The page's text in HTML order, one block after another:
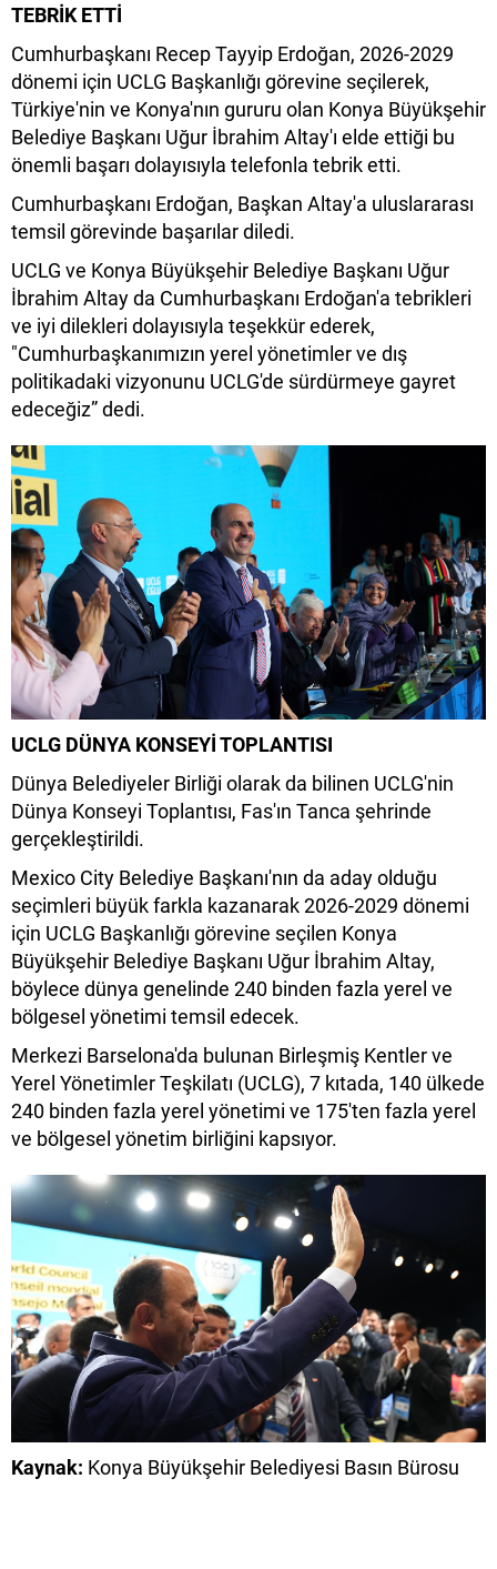
TEBRİK ETTİ
Cumhurbaşkanı Recep Tayyip Erdoğan, 2026-2029
dönemi için UCLG Başkanlığı görevine seçilerek,
Türkiye'nin ve Konya'nın gururu olan Konya Büyükşehir
Belediye Başkanı Uğur İbrahim Altay'ı elde ettiği bu
önemli başarı dolayısıyla telefonla tebrik etti.
Cumhurbaşkanı Erdoğan, Başkan Altay'a uluslararası
temsil görevinde başarılar diledi.
UCLG ve Konya Büyükşehir Belediye Başkanı Uğur
İbrahim Altay da Cumhurbaşkanı Erdoğan'a tebrikleri
ve iyi dilekleri dolayısıyla teşekkür ederek,
"Cumhurbaşkanımızın yerel yönetimler ve dış
politikadaki vizyonunu UCLG'de sürdürmeye gayret
edeceğiz” dedi.
UCLG DÜNYA KONSEYİ TOPLANTISI
Dünya Belediyeler Birliği olarak da bilinen UCLG'nin
Dünya Konseyi Toplantısı, Fas'ın Tanca şehrinde
gerçekleştirildi.
Mexico City Belediye Başkanı'nın da aday olduğu
seçimleri büyük farkla kazanarak 2026-2029 dönemi
için UCLG Başkanlığı görevine seçilen Konya
Büyükşehir Belediye Başkanı Uğur İbrahim Altay,
böylece dünya genelinde 240 binden fazla yerel ve
bölgesel yönetimi temsil edecek.
Merkezi Barselona'da bulunan Birleşmiş Kentler ve
Yerel Yönetimler Teşkilatı (UCLG), 7 kıtada, 140 ülkede
240 binden fazla yerel yönetimi ve 175'ten fazla yerel
ve bölgesel yönetim birliğini kapsıyor.
Kaynak: Konya Büyükşehir Belediyesi Basın Bürosu